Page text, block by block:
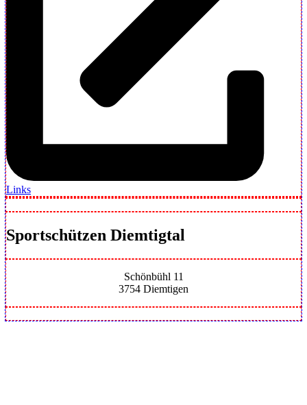
Links
Sportschützen Diemtigtal
Schönbühl 11
3754 Diemtigen